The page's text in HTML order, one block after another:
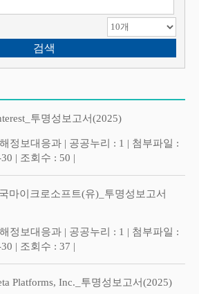
투명성보고서(2025)
정보대응과 | 공공누리 : 1 | 첨부파일 :
| 조회수 : 50 |
마이크로소프트(유)_투명성보고서
정보대응과 | 공공누리 : 1 | 첨부파일 :
| 조회수 : 37 |
Platforms, Inc._투명성보고서(2025)